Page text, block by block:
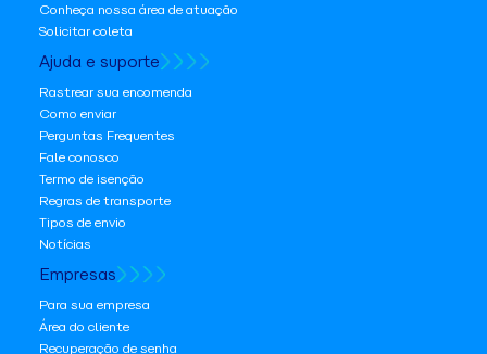
Conheça nossa área de atuação
Solicitar coleta
Ajuda e suporte
Rastrear sua encomenda
Como enviar
Perguntas Frequentes
Fale conosco
Termo de isenção
Regras de transporte
Tipos de envio
Notícias
Empresas
Para sua empresa
Área do cliente
Recuperação de senha